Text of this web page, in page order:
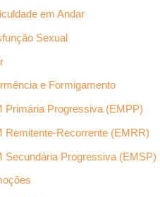
em Andar
Sexual
e Formigamento
Primária Progressiva (EMPP)
Remitente-Recorrente (EMRR)
Secundária Progressiva (EMSP)